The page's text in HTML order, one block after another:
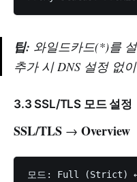
팁: 와일드카드(*)를
추가 시 DNS 설정 없
3.3 SSL/TLS 모드 설정
SSL/TLS → Overview